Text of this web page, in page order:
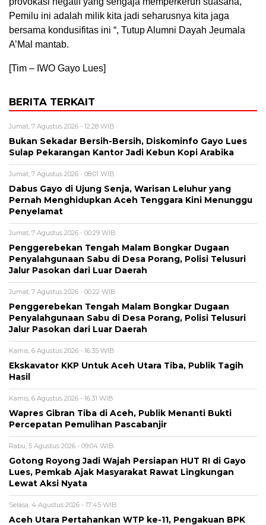
Pemilu ini adalah milik kita jadi seharusnya kita jaga
bersama kondusifitas ini “, Tutup Alumni Dayah Jeumala
A’Mal mantab.
[Tim – IWO Gayo Lues]
BERITA TERKAIT
Jumat, 7 Agustus 2026 - 12:28 WIB
Bukan Sekadar Bersih-Bersih, Diskominfo Gayo Lues
Sulap Pekarangan Kantor Jadi Kebun Kopi Arabika
Jumat, 7 Agustus 2026 - 08:01 WIB
Dabus Gayo di Ujung Senja, Warisan Leluhur yang
Pernah Menghidupkan Aceh Tenggara Kini Menunggu
Penyelamat
Jumat, 7 Agustus 2026 - 00:29 WIB
Penggerebekan Tengah Malam Bongkar Dugaan
Penyalahgunaan Sabu di Desa Porang, Polisi Telusuri
Jalur Pasokan dari Luar Daerah
Jumat, 7 Agustus 2026 - 00:22 WIB
Penggerebekan Tengah Malam Bongkar Dugaan
Penyalahgunaan Sabu di Desa Porang, Polisi Telusuri
Jalur Pasokan dari Luar Daerah
Kamis, 6 Agustus 2026 - 16:35 WIB
Ekskavator KKP Untuk Aceh Utara Tiba, Publik Tagih
Hasil
Kamis, 6 Agustus 2026 - 16:31 WIB
Wapres Gibran Tiba di Aceh, Publik Menanti Bukti
Percepatan Pemulihan Pascabanjir
Rabu, 5 Agustus 2026 - 09:04 WIB
Gotong Royong Jadi Wajah Persiapan HUT RI di Gayo
Lues, Pemkab Ajak Masyarakat Rawat Lingkungan
Lewat Aksi Nyata
Selasa, 4 Agustus 2026 - 17:45 WIB
Aceh Utara Pertahankan WTP ke-11, Pengakuan BPK